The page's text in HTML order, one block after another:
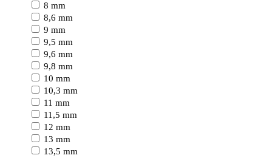
8 mm
8,6 mm
9 mm
9,5 mm
9,6 mm
9,8 mm
10 mm
10,3 mm
11 mm
11,5 mm
12 mm
13 mm
13,5 mm